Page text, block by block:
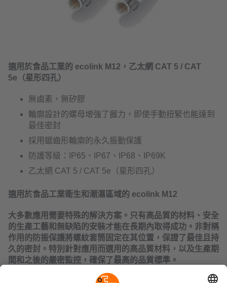
適用於食品工業的 ecolink M12，乙太網 CAT 5 / CAT
5e（星形四孔）
無鹵素，無矽膠
輪廓設計的螺母增強了握力，即使手動扭緊也能達到
最佳密封
採用鋸齒形輪廓的永久振動保護
防護等級：IP65、IP67、IP68、IP69K
乙太網 CAT 5 / CAT 5e（星形四孔）
適用於食品工業衛生和潮濕區域的 ecolink M12
大多數應用需要特殊的解決方案。只有高品質的材料、安全
的生產工藝和無缺陷的安裝才能在長期內取得成功。非對稱
作用的防振保護將螺紋套筒固定在其位置，保證了最佳且持
久的密封。特別針對應用而選用的高品質材料，以及生產期
間和之後的嚴密監控，確保了最高的品質標準。